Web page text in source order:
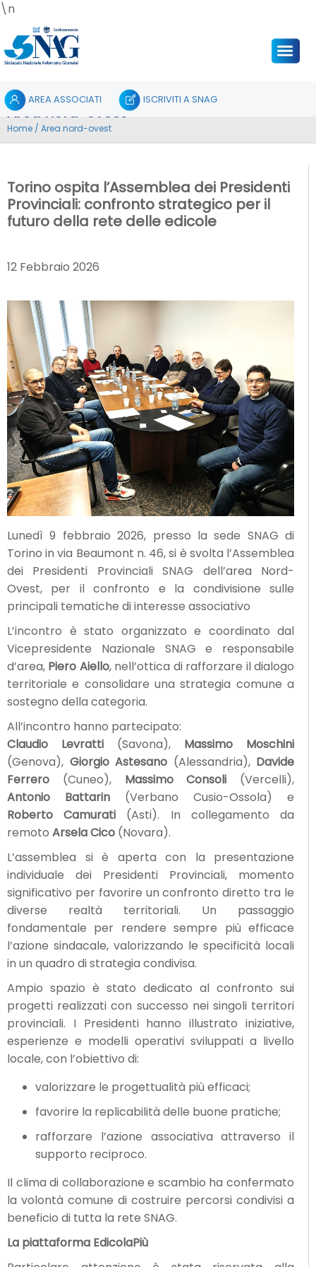
\n
AREA ASSOCIATI ISCRIVITI A SNAG
Area nord-ovest
Home / Area nord-ovest
Torino ospita l’Assemblea dei Presidenti
Provinciali: confronto strategico per il
futuro della rete delle edicole
12 Febbraio 2026
Lunedì 9 febbraio 2026, presso la sede SNAG di
Torino in via Beaumont n. 46, si è svolta l’Assemblea
dei Presidenti Provinciali SNAG dell’area Nord-
Ovest, per il confronto e la condivisione sulle
principali tematiche di interesse associativo
L’incontro è stato organizzato e coordinato dal
Vicepresidente Nazionale SNAG e responsabile
d’area, Piero Aiello, nell’ottica di rafforzare il dialogo
territoriale e consolidare una strategia comune a
sostegno della categoria.
All’incontro hanno partecipato:
Claudio Levratti (Savona), Massimo Moschini
(Genova), Giorgio Astesano (Alessandria), Davide
Ferrero (Cuneo), Massimo Consoli (Vercelli),
Antonio Battarin (Verbano Cusio-Ossola) e
Roberto Camurati (Asti). In collegamento da
remoto Arsela Cico (Novara).
L’assemblea si è aperta con la presentazione
individuale dei Presidenti Provinciali, momento
significativo per favorire un confronto diretto tra le
diverse realtà territoriali. Un passaggio
fondamentale per rendere sempre più efficace
l’azione sindacale, valorizzando le specificità locali
in un quadro di strategia condivisa.
Ampio spazio è stato dedicato al confronto sui
progetti realizzati con successo nei singoli territori
provinciali. I Presidenti hanno illustrato iniziative,
esperienze e modelli operativi sviluppati a livello
locale, con l’obiettivo di:
valorizzare le progettualità più efficaci;
favorire la replicabilità delle buone pratiche;
rafforzare l’azione associativa attraverso il
supporto reciproco.
Il clima di collaborazione e scambio ha confermato
la volontà comune di costruire percorsi condivisi a
beneficio di tutta la rete SNAG.
La piattaforma EdicolaPiù